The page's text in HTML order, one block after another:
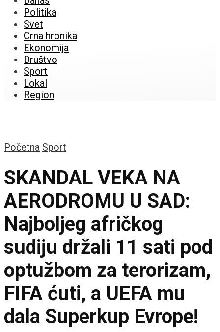
Politika
Svet
Crna hronika
Ekonomija
Društvo
Sport
Lokal
Region
Početna Sport
SKANDAL VEKA NA
AERODROMU U SAD:
Najboljeg afričkog
sudiju držali 11 sati pod
optužbom za terorizam,
FIFA ćuti, a UEFA mu
dala Superkup Evrope!